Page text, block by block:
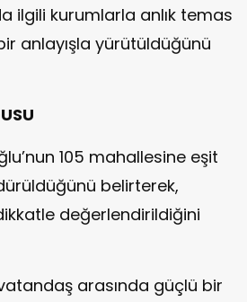
ilgili kurumlarla anlık temas
anlayışla yürütüldüğünü
105 mahallesine eşit
belirterek,
değerlendirildiğini
arasında güçlü bir